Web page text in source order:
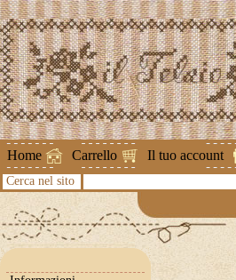
Home Carrello Il tuo account
Cerca nel sito